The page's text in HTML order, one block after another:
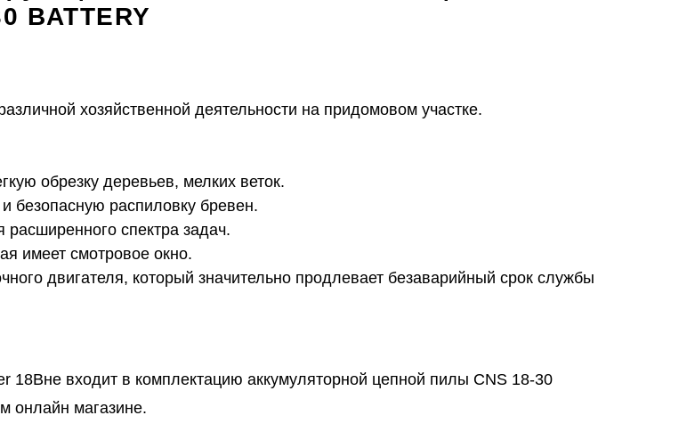
BATTERY
хозяйственной деятельности на придомовом участке.
обрезку деревьев, мелких веток.
безопасную распиловку бревен.
спектра задач.
имеет смотровое окно.
двигателя, который значительно продлевает безаварийный срок службы
входит в комплектацию аккумуляторной цепной пилы CNS 18-30
онлайн магазине.